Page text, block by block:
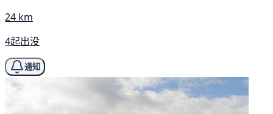
24 km
4起出没
通知